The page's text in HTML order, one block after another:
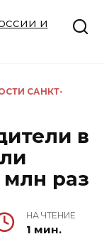
САНКТ-
в
млн раз
НА ЧТЕНИЕ
1 мин.